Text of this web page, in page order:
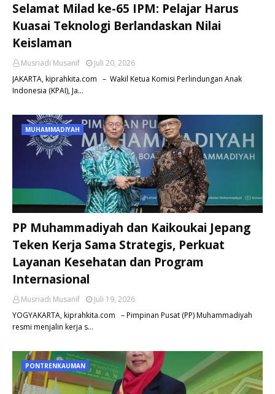
Selamat Milad ke-65 IPM: Pelajar Harus
Kuasai Teknologi Berlandaskan Nilai
Keislaman
Musriadi Musanif
Juli 20, 2026
JAKARTA, kiprahkita.com – Wakil Ketua Komisi Perlindungan Anak
Indonesia (KPAI), Ja…
MUHAMMADIYAH
PP Muhammadiyah dan Kaikoukai Jepang
Teken Kerja Sama Strategis, Perkuat
Layanan Kesehatan dan Program
Internasional
Musriadi Musanif
Juli 19, 2026
YOGYAKARTA, kiprahkita.com – Pimpinan Pusat (PP) Muhammadiyah
resmi menjalin kerja s…
PONTRENKAUMAN